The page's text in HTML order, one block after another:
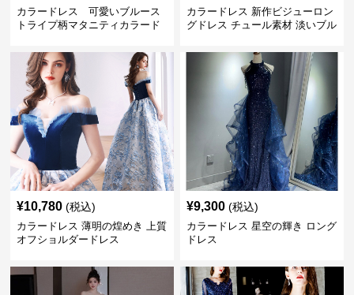
カラードレス 可愛いブルース
トライプ柄マタニティカラード
カラードレス 新作ビジューロン
グドレス チュール素材 淡いブル
¥10,780 (税込)
カラードレス 薄明の煌めき 上質
オフショルダードレス
¥9,300 (税込)
カラードレス 星空の輝き ロング
ドレス